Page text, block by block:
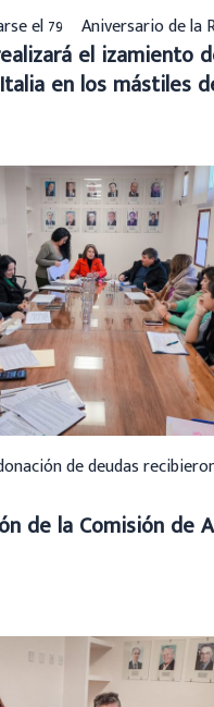
el 79º Aniversario de la
el izamiento
en los mástiles
de deudas
de la Comisión de